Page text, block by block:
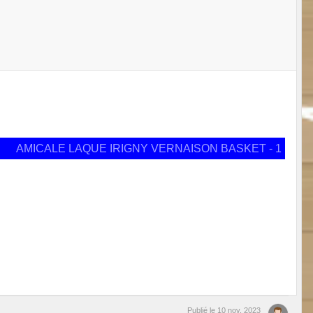
AMICALE LAQUE IRIGNY VERNAISON BASKET - 1
Publié le 10 nov. 2023